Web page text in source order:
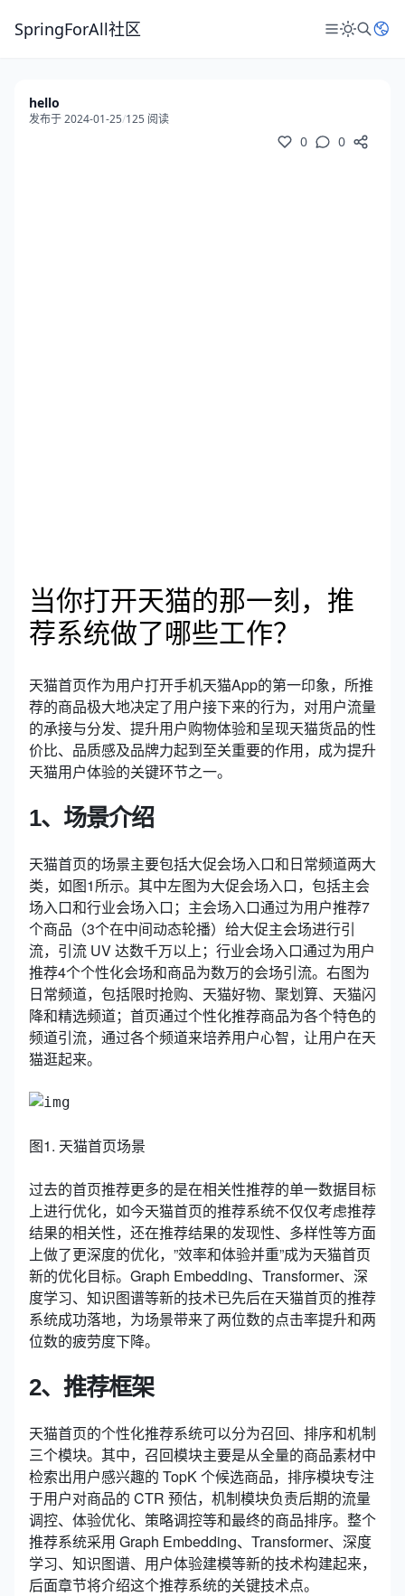
SpringForAll社区
hello
发布于 2024-01-25/125 阅读
0 0
当你打开天猫的那一刻，推
荐系统做了哪些工作？
天猫首页作为用户打开手机天猫App的第一印象，所推
荐的商品极大地决定了用户接下来的行为，对用户流量
的承接与分发、提升用户购物体验和呈现天猫货品的性
价比、品质感及品牌力起到至关重要的作用，成为提升
天猫用户体验的关键环节之一。
1、场景介绍
天猫首页的场景主要包括大促会场入口和日常频道两大
类，如图1所示。其中左图为大促会场入口，包括主会
场入口和行业会场入口；主会场入口通过为用户推荐7
个商品（3个在中间动态轮播）给大促主会场进行引
流，引流 UV 达数千万以上；行业会场入口通过为用户
推荐4个个性化会场和商品为数万的会场引流。右图为
日常频道，包括限时抢购、天猫好物、聚划算、天猫闪
降和精选频道；首页通过个性化推荐商品为各个特色的
频道引流，通过各个频道来培养用户心智，让用户在天
猫逛起来。
图1. 天猫首页场景
过去的首页推荐更多的是在相关性推荐的单一数据目标
上进行优化，如今天猫首页的推荐系统不仅仅考虑推荐
结果的相关性，还在推荐结果的发现性、多样性等方面
上做了更深度的优化，”效率和体验并重”成为天猫首页
新的优化目标。Graph Embedding、Transformer、深
度学习、知识图谱等新的技术已先后在天猫首页的推荐
系统成功落地，为场景带来了两位数的点击率提升和两
位数的疲劳度下降。
2、推荐框架
天猫首页的个性化推荐系统可以分为召回、排序和机制
三个模块。其中，召回模块主要是从全量的商品素材中
检索出用户感兴趣的 TopK 个候选商品，排序模块专注
于用户对商品的 CTR 预估，机制模块负责后期的流量
调控、体验优化、策略调控等和最终的商品排序。整个
推荐系统采用 Graph Embedding、Transformer、深度
学习、知识图谱、用户体验建模等新的技术构建起来，
后面章节将介绍这个推荐系统的关键技术点。